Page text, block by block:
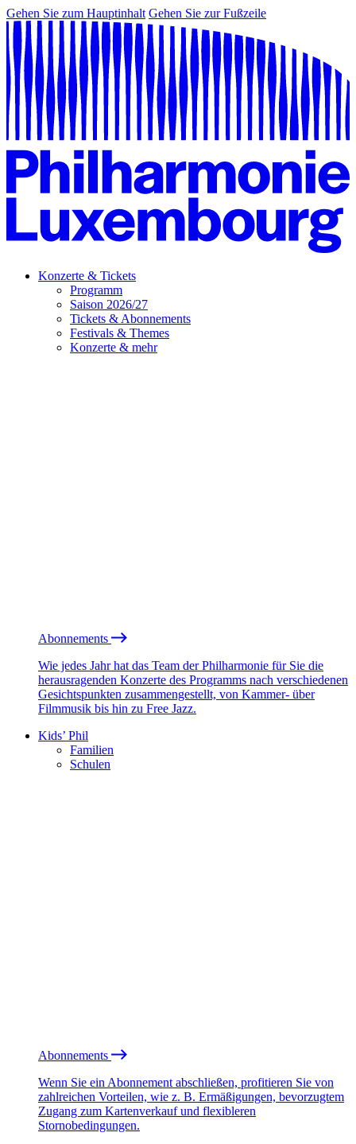
Gehen Sie zum Hauptinhalt Gehen Sie zur Fußzeile
Konzerte & Tickets
Programm
Saison 2026/27
Tickets & Abonnements
Festivals & Themes
Konzerte & mehr
Abonnements
Wie jedes Jahr hat das Team der Philharmonie für Sie die
herausragenden Konzerte des Programms nach verschiedenen
Gesichtspunkten zusammengestellt, von Kammer- über
Filmmusik bis hin zu Free Jazz.
Kids’ Phil
Familien
Schulen
Abonnements
Wenn Sie ein Abonnement abschließen, profitieren Sie von
zahlreichen Vorteilen, wie z. B. Ermäßigungen, bevorzugtem
Zugang zum Kartenverkauf und flexibleren
Stornobedingungen.